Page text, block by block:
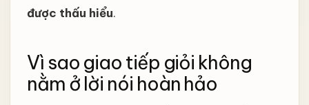
được thấu hiểu.
Vì sao giao tiếp giỏi không
nằm ở lời nói hoàn hảo